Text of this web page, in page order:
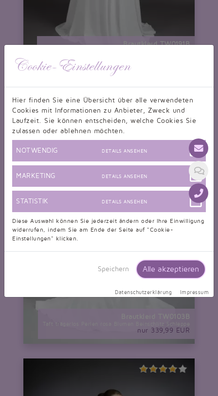
Brautkleid TW0191B
Brautkleid TW0103B
Taft trägerlos Perlen rosa Blumen Beinschlitz Schleppe
nur 339,99 EUR
Cookie-Einstellungen
Hier finden Sie eine Übersicht über alle verwendeten
Cookies mit Informationen zu Anbieter, Zweck und
Laufzeit. Sie können entscheiden, welche Cookies Sie
zulassen oder ablehnen möchten.
NOTWENDIG DETAILS ANSEHEN
MARKETING DETAILS ANSEHEN
STATISTIK DETAILS ANSEHEN
Diese Auswahl können Sie jederzeit ändern oder Ihre Einwilligung
widerrufen, indem Sie am Ende der Seite auf "Cookie-
Einstellungen" klicken.
Speichern Alle akzeptieren
Datenschutzerklärung Impressum